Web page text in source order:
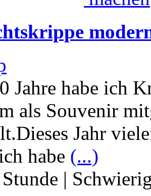
Jahre habe ich
als Souvenir
Jahr
habe (...)
|